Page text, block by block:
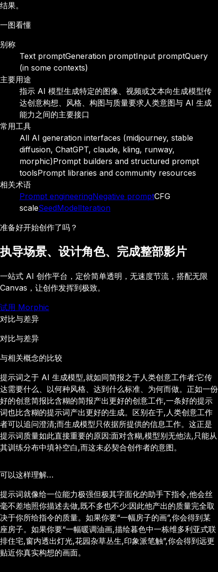
结果。
一图看懂
别称
Text promptGeneration promptInput promptQuery
(in some contexts)
主要用途
指示 AI 模型生成特定的图像、视频或文本向生成模型传
达创意构想、风格、构图与质量要求人类意图与 AI 生成
能力之间的主要接口
常用工具
All AI generation interfaces (midjourney, stable
diffusion, ChatGPT, claude, kling, runway,
morphic)Prompt builders and structured prompt
toolsPrompt libraries and community resources
相关术语
Prompt engineeringNegative promptCFG
scaleSeedModelIteration
准备好开始创作了吗？
执导场景、设计角色、完成整部影片
一站式 AI 创作平台，定价简单透明，无速度节流，搭配无限
Canvas，让创作发挥到极致。
试用 Morphic
对比与差异
对比与差异
与相关概念的比较
提示词之于 AI 生成模型,就如同简报之于人类创意工作者:它传
达需要什么、以何种风格、达到什么标准、为何而做。正如一份
好的创意简报比含糊的简报产出更好的创意工作,一条好的提示
词也比含糊的提示词产出更好的生成。区别在于,人类创意工作
者可以追问澄清;而生成模型只依据所提供的信息工作。这正是
提示词质量如此直接重要的原因:面对含糊,模型别无他法,只能从
其训练分布中填补空白,而这未必契合创作者的意图。
可以这样理解…
提示词就像给一位能力极强但极其字面化的助手下指令,他会丝
毫不差地照你描述去做,既不多也不少:因此他产出的质量完全取
决于你所给指令的质量。如果你要“一幅房子的画”,你会得到某
座房子。如果你要“一幅暖调油画,描绘暮色中一栋维多利亚式联
排住宅,窗内透出灯光,花园杂草丛生,印象派笔触”,你会得到远更
贴近你真实构想的画面。